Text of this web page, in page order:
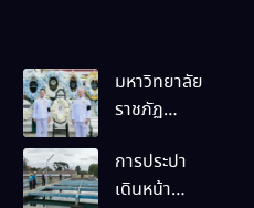
มหาวิทยาลัย
ราชภัฏ
ร่วมเป็นเจ้า
ภาพพิธี
การประปา
เดินหน้า